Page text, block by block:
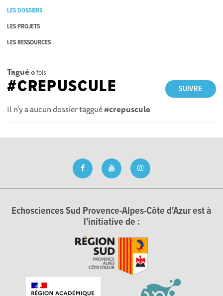
LES DOSSIERS
LES PROJETS
LES RESSOURCES
Tagué 0fois
SUIVRE
#CREPUSCULE
Il n'y a aucun dossier taggué#crepuscule
Echosciences Sud Provence-Alpes-Côte d'Azur est à
l'initiative de :